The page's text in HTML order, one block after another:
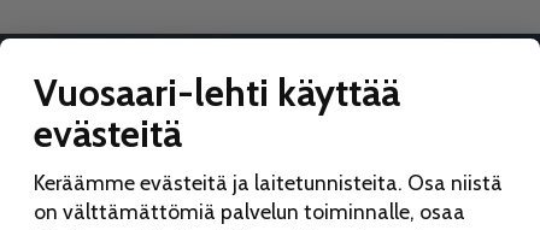
VUOSAARI-LEHTI
Toimitus:
Vuosaari-lehti käyttää
evästeitä
Keräämme evästeitä ja laitetunnisteita. Osa niistä
on välttämättömiä palvelun toiminnalle, osaa